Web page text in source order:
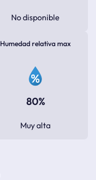
No disponible
Humedad relativa max
80%
Muy alta